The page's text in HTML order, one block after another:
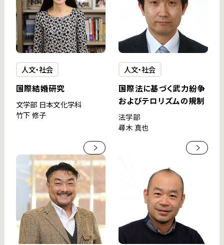
人文・社会
国際結婚研究
文学部 日本文化学科
竹下 修子
人文・社会
国際法に基づく武力紛争
およびテロリズムの規制
法学部
尋木 真也